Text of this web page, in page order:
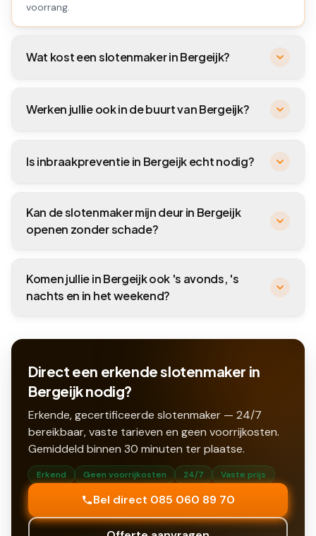
voorrang.
Wat kost een slotenmaker in Bergeijk?
Werken jullie ook in de buurt van Bergeijk?
Is inbraakpreventie in Bergeijk echt nodig?
Kan de slotenmaker mijn deur in Bergeijk
openen zonder schade?
Komen jullie in Bergeijk ook 's avonds, 's
nachts en in het weekend?
Direct een erkende slotenmaker in
Bergeijk nodig?
Erkende, gecertificeerde slotenmaker — 24/7
bereikbaar, vaste tarieven en geen voorrijkosten.
Gemiddeld binnen 30 minuten ter plaatse.
Erkend Geen voorrijkosten 24/7 Vaste prijs
Bel direct 085 060 89 70